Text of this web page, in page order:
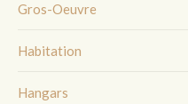
Gros-Oeuvre
Habitation
Hangars